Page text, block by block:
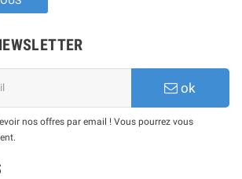
ok
nos offres par email ! Vous pourrez vous